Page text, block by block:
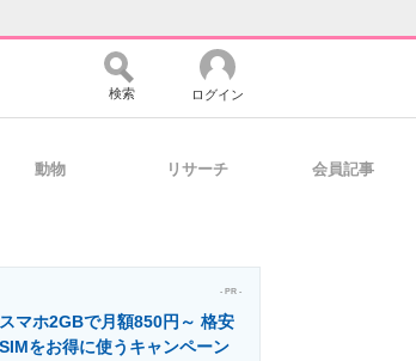
マーケ×ITの今がよく分かる
検索 ログイン
動物 リサーチ 会員記事
- PR -
スマホ2GBで月額850円～ 格安
SIMをお得に使うキャンペーン